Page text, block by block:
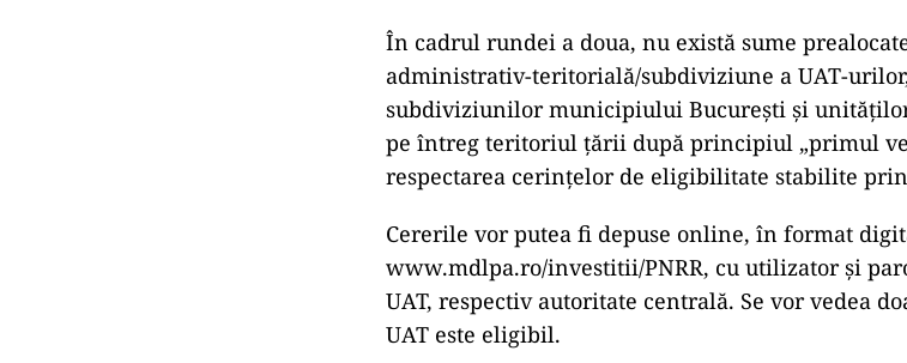
În cadrul rundei a doua, nu există sume
administrativ-teritorială/subdiviziune a UAT-
subdiviziunilor municipiului Bucureşti şi
pe întreg teritoriul ţării după principiul „primul
respectarea cerinţelor de eligibilitate stabilite
Cererile vor putea fi depuse online, în format
www.mdlpa.ro/investitii/PNRR, cu utilizator şi
UAT, respectiv autoritate centrală. Se vor vedea
UAT este eligibil.